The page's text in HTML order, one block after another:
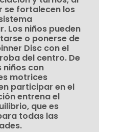
se fortalecen los
Los niños pueden
o ponerse de
Disc con el
del centro. De
niños con
motrices
participar en el
entrena el
que es
todas las